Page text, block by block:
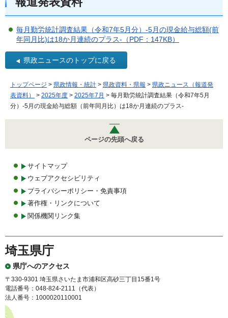
毎月勤労統計調査結果（令和7年5月分）-5月の現金給与総額(前
年同月比)は18か月連続のプラス-（PDF：147KB）
県政ニュースのトップに戻る
トップページ > 県政情報・統計 > 県政資料・県報 > 県政ニュース（報道発
表資料）
> 2025年度 > 2025年7月 > 毎月勤労統計調査結果（令和7年5月
分）-5月の現金給与総額（前年同月比）は18か月連続のプラス-
ページの先頭へ戻る
サイトマップ
ウェブアクセシビリティ
プライバシーポリシー・免責事項
著作権・リンクについて
関係機関リンク集
埼玉県庁
県庁へのアクセス
〒330-9301 埼玉県さいたま市浦和区高砂三丁目15番1号
電話番号：048-824-2111（代表）
法人番号：1000020110001